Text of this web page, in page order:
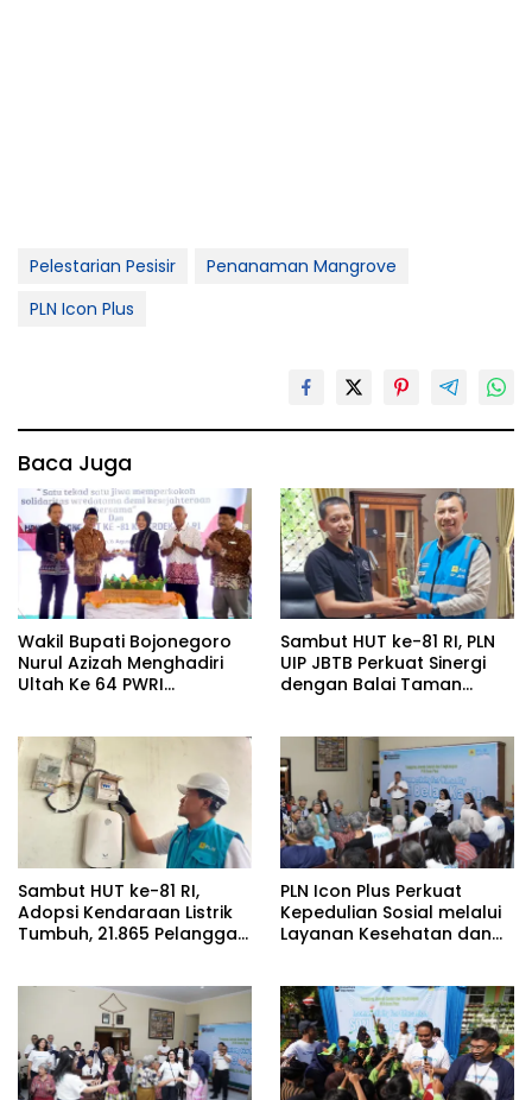
Pelestarian Pesisir
Penanaman Mangrove
PLN Icon Plus
Baca Juga
Wakil Bupati Bojonegoro
Nurul Azizah Menghadiri
Ultah Ke 64 PWRI
Sambut HUT ke-81 RI, PLN
UIP JBTB Perkuat Sinergi
dengan Balai Taman
SUTET 500 kV Paiton–
Watudodol/Kalipuro
Sambut HUT ke-81 RI,
Adopsi Kendaraan Listrik
Tumbuh, 21.865 Pelanggan
pada Semester I 2026
PLN Icon Plus Perkuat
Kepedulian Sosial melalui
Layanan Kesehatan dan